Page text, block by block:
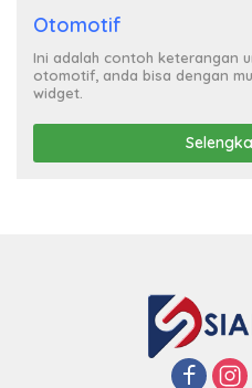
Otomotif
Ini adalah contoh keterangan
otomotif, anda bisa dengan
widget.